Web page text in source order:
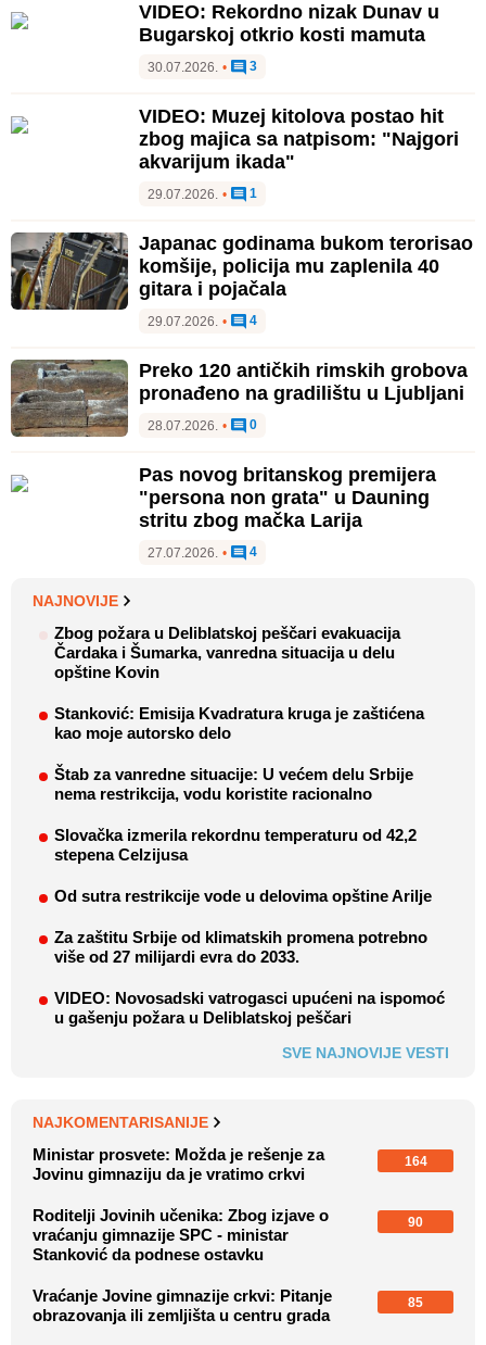
VIDEO: Rekordno nizak Dunav u
Bugarskoj otkrio kosti mamuta
30.07.2026. • 3
VIDEO: Muzej kitolova postao hit
zbog majica sa natpisom: "Najgori
akvarijum ikada"
29.07.2026. • 1
Japanac godinama bukom terorisao
komšije, policija mu zaplenila 40
gitara i pojačala
29.07.2026. • 4
Preko 120 antičkih rimskih grobova
pronađeno na gradilištu u Ljubljani
28.07.2026. • 0
Pas novog britanskog premijera
"persona non grata" u Dauning
stritu zbog mačka Larija
27.07.2026. • 4
NAJNOVIJE
Zbog požara u Deliblatskoj peščari evakuacija
Čardaka i Šumarka, vanredna situacija u delu
opštine Kovin
Stanković: Emisija Kvadratura kruga je zaštićena
kao moje autorsko delo
Štab za vanredne situacije: U većem delu Srbije
nema restrikcija, vodu koristite racionalno
Slovačka izmerila rekordnu temperaturu od 42,2
stepena Celzijusa
Od sutra restrikcije vode u delovima opštine Arilje
Za zaštitu Srbije od klimatskih promena potrebno
više od 27 milijardi evra do 2033.
VIDEO: Novosadski vatrogasci upućeni na ispomoć
u gašenju požara u Deliblatskoj peščari
SVE NAJNOVIJE VESTI
NAJKOMENTARISANIJE
Ministar prosvete: Možda je rešenje za
Jovinu gimnaziju da je vratimo crkvi
164
Roditelji Jovinih učenika: Zbog izjave o
vraćanju gimnazije SPC - ministar
Stanković da podnese ostavku
90
Vraćanje Jovine gimnazije crkvi: Pitanje
obrazovanja ili zemljišta u centru grada
85